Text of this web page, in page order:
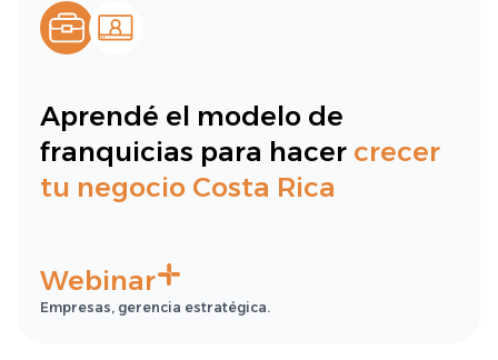
Aprendé el modelo de
franquicias para hacer crecer
tu negocio Costa Rica
Webinar
Empresas, gerencia estratégica.